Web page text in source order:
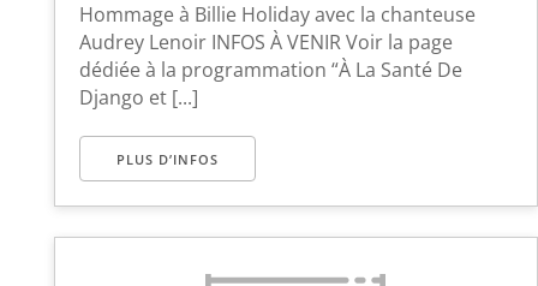
Hommage à Billie Holiday avec la chanteuse
Audrey Lenoir INFOS À VENIR Voir la page
dédiée à la programmation “À La Santé De
Django et [...]
PLUS D’INFOS